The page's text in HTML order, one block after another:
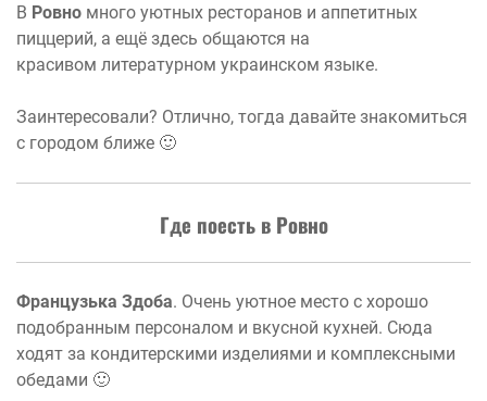
В Ровно много уютных ресторанов и аппетитных
пиццерий, а ещё здесь общаются на
красивом литературном украинском языке.
Заинтересовали? Отлично, тогда давайте знакомиться
с городом ближе 🙂
Где поесть в Ровно
Французька Здоба. Очень уютное место с хорошо
подобранным персоналом и вкусной кухней. Сюда
ходят за кондитерскими изделиями и комплексными
обедами 🙂